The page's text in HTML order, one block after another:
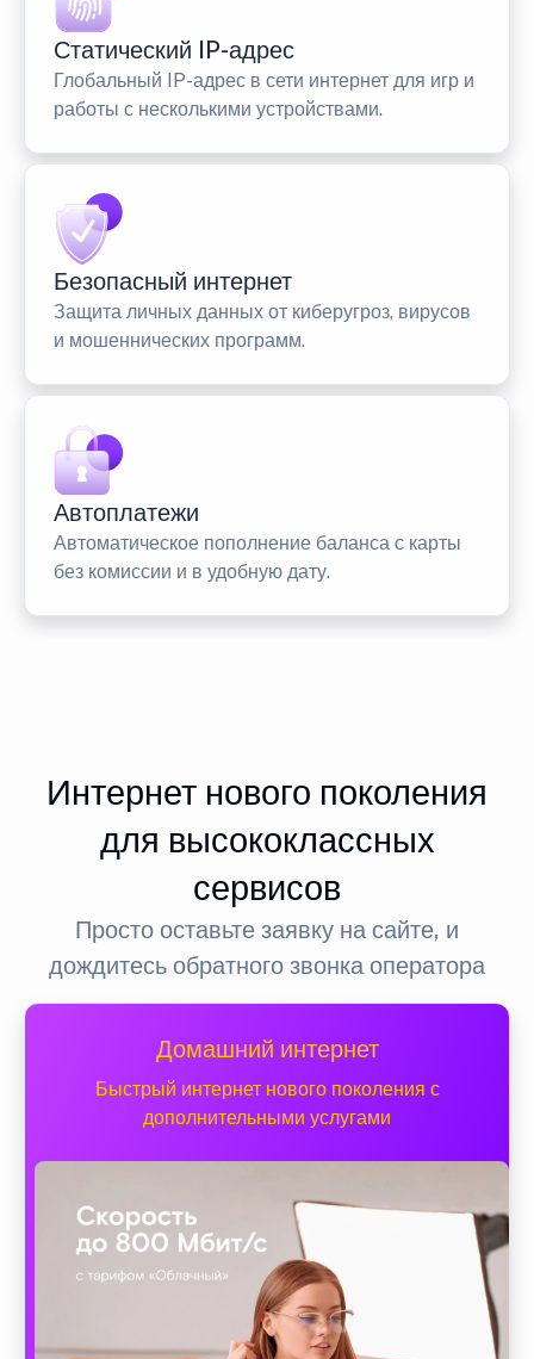
Статический IP-адрес
Глобальный IP-адрес в сети интернет для игр и
работы с несколькими устройствами.
Безопасный интернет
Защита личных данных от киберугроз, вирусов
и мошеннических программ.
Автоплатежи
Автоматическое пополнение баланса с карты
без комиссии и в удобную дату.
Интернет нового поколения
для высококлассных
сервисов
Просто оставьте заявку на сайте, и
дождитесь обратного звонка оператора
Домашний интернет
Быстрый интернет нового поколения с
дополнительными услугами